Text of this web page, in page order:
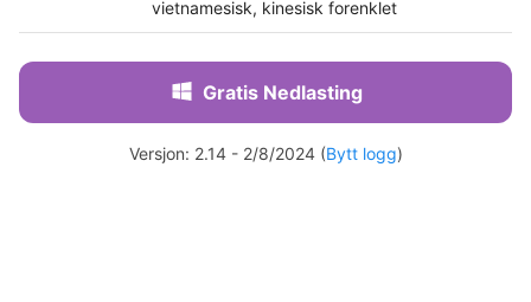
vietnamesisk, kinesisk forenklet
Gratis Nedlasting
Versjon: 2.14 - 2/8/2024 (Bytt logg)